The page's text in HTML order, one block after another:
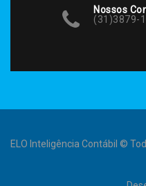
Nossos
(31)3879-
ELO Inteligência Contábil ©